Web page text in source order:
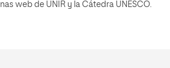
web de UNIR y la Cátedra UNESCO.